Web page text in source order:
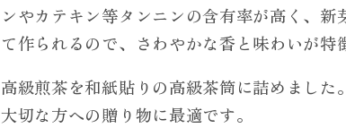
ンやカテキン等タンニンの含有率が高く、新
て作られるので、さわやかな香と味わいが特
高級煎茶を和紙貼りの高級茶筒に詰めました
大切な方への贈り物に最適です。